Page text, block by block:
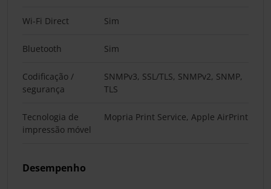
Wi-Fi Direct Sim
Bluetooth Sim
Codificação /
segurança
SNMPv3, SSL/TLS, SNMPv2, SNMP,
TLS
Tecnologia de
impressão móvel
Mopria Print Service, Apple AirPrint
Desempenho